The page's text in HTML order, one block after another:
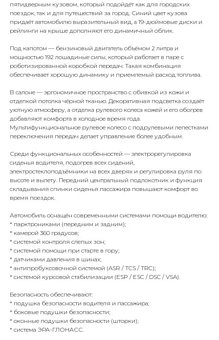
пятидверным кузовом, который подойдёт как для городских
поездок, так и для путешествий за город. Синий цвет кузова
придаёт автомобилю выразительный вид, а 19-дюймовые диски и
рейлинги на крыше дополняют его динамичный облик.
Под капотом — бензиновый двигатель объёмом 2 литра и
мощностью 192 лошадиные силы, который работает в паре с
роботизированной коробкой передач. Такая комбинация
обеспечивает хорошую динамику и приемлемый расход топлива.
В салоне — эргономичное пространство с обивкой из кожи и
отделкой потолка чёрной тканью. Декоративная подсветка создаёт
уютную атмосферу, а отделка рулевого колеса кожей и его обогрев
добавляют комфорта в холодное время года.
Мультифункциональное рулевое колесо с подрулевыми лепестками
переключения передач делает управление более удобным.
Среди функциональных особенностей — электрорегулировка
сиденья водителя, подогрев всех сидений,
электростеклоподъёмники на всех дверях и регулировка руля по
высоте и вылету. Передний центральный подлокотник и функция
складывания спинки сиденья пассажира повышают комфорт во
время поездок.
Автомобиль оснащён современными системами помощи водителю:
* парктрониками (передним и задним);
* камерой 360 градусов;
* системой контроля слепых зон;
* системой помощи при старте в гору;
* датчиками давления в шинах;
* антипробуксовочной системой (ASR / TCS / TRC);
* системой курсовой стабилизации (ESP / ESC / DSC / VSA).
Безопасность обеспечивают:
* подушка безопасности водителя и пассажира;
* боковые подушки безопасности;
* оконные подушки безопасности (шторки);
* система ЭРА-ГЛОНАСС.